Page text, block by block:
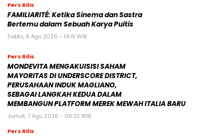
Pers Rilis
FAMILIARITÉ: Ketika Sinema dan Sastra
Bertemu dalam Sebuah Karya Puitis
Sabtu, 8 Agu 2026 - 14:19 WIB
Pers Rilis
MONDEVITA MENGAKUISISI SAHAM
MAYORITAS DI UNDERSCORE DISTRICT,
PERUSAHAAN INDUK MAGLIANO,
SEBAGAI LANGKAH KEDUA DALAM
MEMBANGUN PLATFORM MEREK MEWAH ITALIA BARU
Jumat, 7 Agu 2026 - 09:32 WIB
Pers Rilis